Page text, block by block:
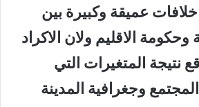
عميقة وكبيرة بين
وحكومة الاقليم ولان الاكراد
نتيجة المتغيرات التي
وجغرافية المدينة